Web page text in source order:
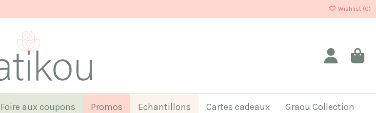
Wishlist (0)
Foire aux coupons Promos Echantillons Cartes cadeaux Graou Collection